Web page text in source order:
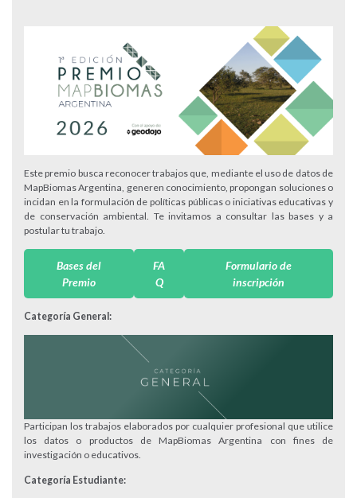
Este premio busca reconocer trabajos que, mediante el uso de datos de
MapBiomas Argentina, generen conocimiento, propongan soluciones o
incidan en la formulación de políticas públicas o iniciativas educativas y
de conservación ambiental. Te invitamos a consultar las bases y a
postular tu trabajo.
Bases del
Premio
FA
Q
Formulario de
inscripción
Categoría General:
Participan los trabajos elaborados por cualquier profesional que utilice
los datos o productos de MapBiomas Argentina con fines de
investigación o educativos.
Categoría Estudiante: